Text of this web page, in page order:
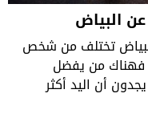
البياض
تختلف من شخص
فهناك من يفضل
أن اليد أكثر